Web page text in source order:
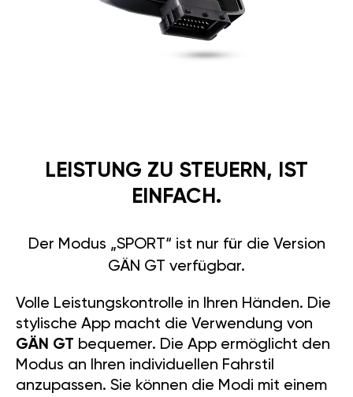
LEISTUNG ZU STEUERN, IST
EINFACH.
Der Modus „SPORT“ ist nur für die Version
GÄN GT verfügbar.
Volle Leistungskontrolle in Ihren Händen. Die
stylische App macht die Verwendung von
GÄN GT bequemer. Die App ermöglicht den
Modus an Ihren individuellen Fahrstil
anzupassen. Sie können die Modi mit einem